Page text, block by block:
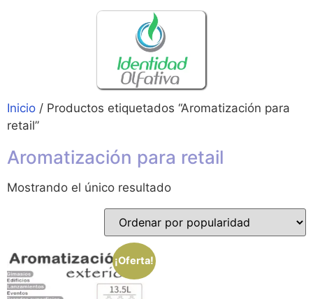
Inicio / Productos etiquetados “Aromatización para
retail”
Aromatización para retail
Mostrando el único resultado
¡Oferta!